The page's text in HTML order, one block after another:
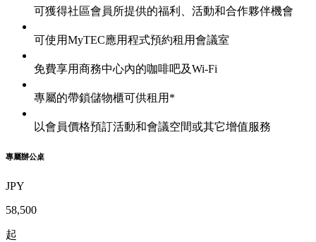
可獲得社區會員所提供的福利、活動和合作夥伴機會
可使用MyTEC應用程式預約租用會議室
免費享用商務中心內的咖啡吧及Wi-Fi
專屬的帶鎖儲物櫃可供租用*
以會員價格預訂活動和會議空間或其它增值服務
專屬辦公桌
JPY
58,500
起